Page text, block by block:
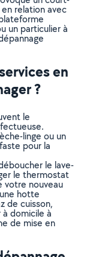
relation avec
un particulier à
en
?
le
linge ou un
pour la
le lave-
le thermostat
votre nouveau
hotte
de cuisson,
domicile à
de mise en